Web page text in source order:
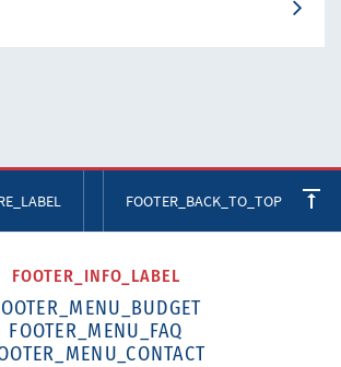
FOOTER_BACK_TO_TOP
FOOTER_INFO_LABEL
FOOTER_MENU_FAQ